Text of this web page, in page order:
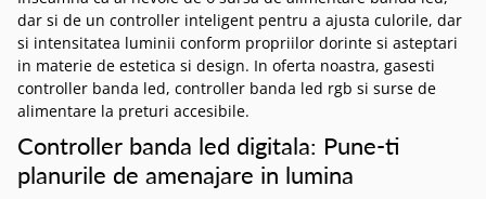
dar si de un controller inteligent pentru a ajusta culorile, dar
si intensitatea luminii conform propriilor dorinte si asteptari
in materie de estetica si design. In oferta noastra, gasesti
controller banda led, controller banda led rgb si surse de
alimentare la preturi accesibile.
Controller banda led digitala: Pune-ti
planurile de amenajare in lumina